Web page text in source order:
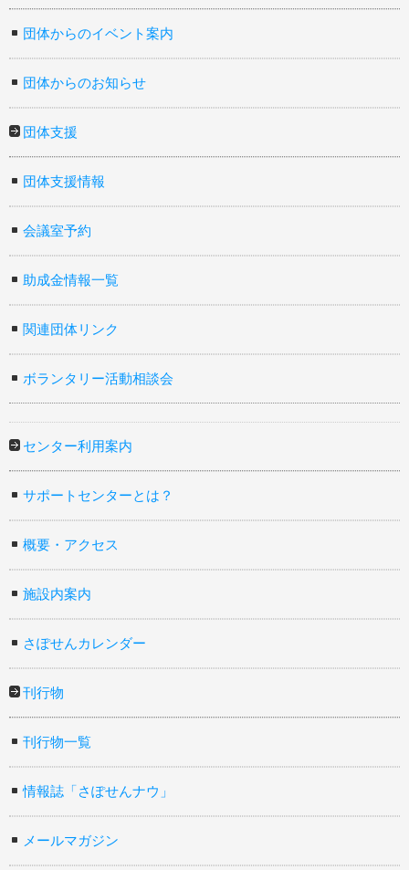
団体からのイベント案内
団体からのお知らせ
団体支援
団体支援情報
会議室予約
助成金情報一覧
関連団体リンク
ボランタリー活動相談会
センター利用案内
サポートセンターとは？
概要・アクセス
施設内案内
さぽせんカレンダー
刊行物
刊行物一覧
情報誌「さぽせんナウ」
メールマガジン